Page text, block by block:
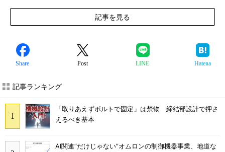
記事を見る
Share Post LINE Hatena
記事ランキング
「取りあえずボルトで固定」は禁物 締結部設計で押さ
えるべき基本
AI関連“だけじゃない”オムロンの制御機器事業、地道な